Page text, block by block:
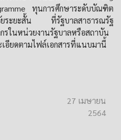
ทุนการศึกษาระดับบัณฑิต
ยระยะสั้น ที่รัฐบาลสาธารณรัฐ
รในหน่วยงานรัฐบาลหรือสถาบัน
เอียดตามไฟล์เอกสารที่แนบมานี้
27 เมษายน
2564